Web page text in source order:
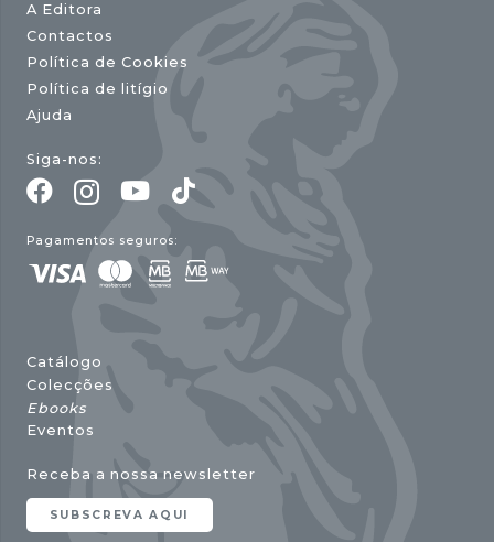
A Editora
Contactos
Política de Cookies
Política de litígio
Ajuda
Siga-nos:
Pagamentos seguros:
Catálogo
Colecções
Ebooks
Eventos
Receba a nossa newsletter
SUBSCREVA AQUI